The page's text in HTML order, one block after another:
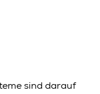
sind darauf